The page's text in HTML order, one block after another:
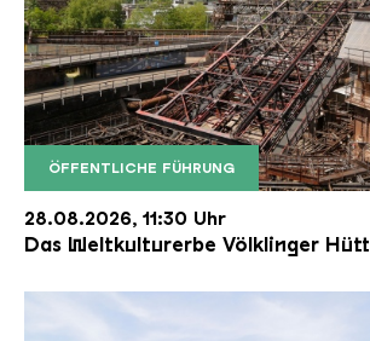
ÖFFENTLICHE FÜHRUNG
Der Erzschrägaufzug der
Copyright: Weltkulturerbe
28.08.2026, 11:30 Uhr
Das Weltkulturerbe Völklinger